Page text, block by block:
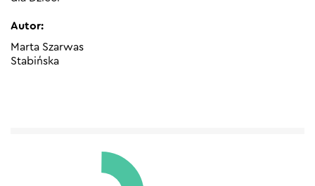
Autor:
Marta Szarwas
Stabińska